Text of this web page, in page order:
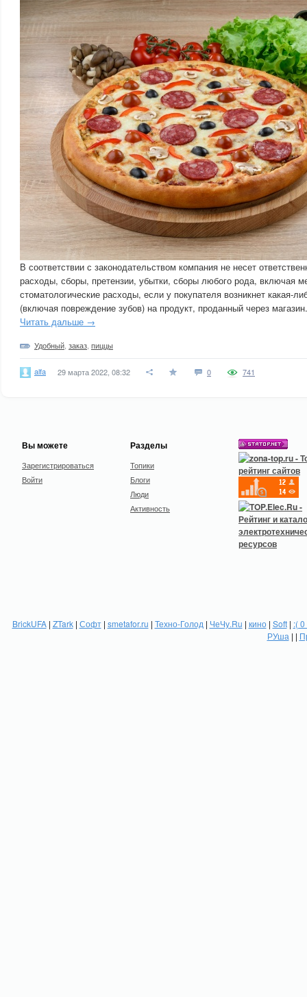
В соответствии с законодательством компания не несет
расходы, сборы, претензии, убытки, сборы любого рода, включая
стоматологические расходы, если у покупателя возникнет какая-
(включая повреждение зубов) на продукт, проданный через магазин.
Читать дальше →
Удобный заказ пиццы
alfa 29 марта 2022, 08:32 0 741
Вы можете
Зарегистрироваться
Войти
Разделы
Топики
Блоги
Люди
Активность
BrickUFA| ZTark| Софт| smetafor.ru | Техно-Голод | ЧеЧу.Ru | кино| Soft| :(
РУша | |